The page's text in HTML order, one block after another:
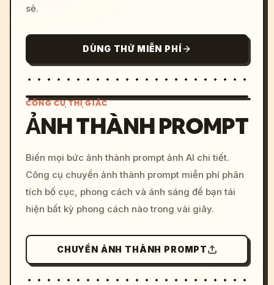
sẻ.
DÙNG THỬ MIỄN PHÍ
c, cyberpunk sunset, neon
colors, 8k --v 6.0
CÔNG CỤ THỊ GIÁC
ẢNH THÀNH PROMPT
Biến mọi bức ảnh thành prompt ảnh AI chi tiết.
Công cụ chuyển ảnh thành prompt miễn phí phân
tích bố cục, phong cách và ánh sáng để bạn tái
hiện bất kỳ phong cách nào trong vài giây.
CHUYỂN ẢNH THÀNH PROMPT